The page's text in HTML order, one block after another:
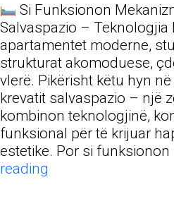
Si Funksionon
Salvaspazio – Teknologjia
apartamentet moderne,
strukturat akomoduese,
vlerë. Pikërisht këtu hyn
krevatit salvaspazio – një
kombinon teknologjinë,
funksional për të krijuar
estetike. Por si funksionon
reading